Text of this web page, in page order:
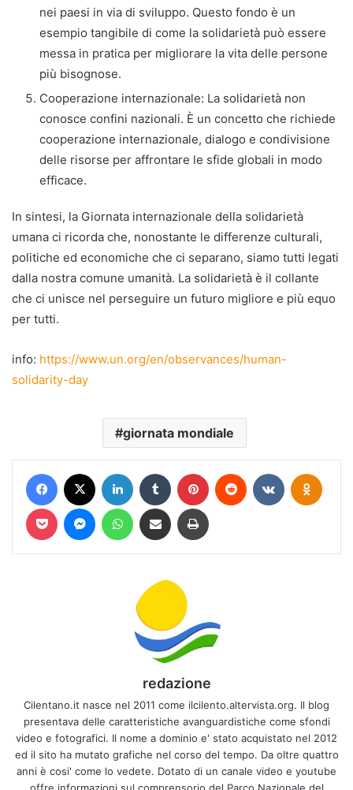
nei paesi in via di sviluppo. Questo fondo è un
esempio tangibile di come la solidarietà può essere
messa in pratica per migliorare la vita delle persone
più bisognose.
Cooperazione internazionale: La solidarietà non
conosce confini nazionali. È un concetto che richiede
cooperazione internazionale, dialogo e condivisione
delle risorse per affrontare le sfide globali in modo
efficace.
In sintesi, la Giornata internazionale della solidarietà
umana ci ricorda che, nonostante le differenze culturali,
politiche ed economiche che ci separano, siamo tutti legati
dalla nostra comune umanità. La solidarietà è il collante
che ci unisce nel perseguire un futuro migliore e più equo
per tutti.
info: https://www.un.org/en/observances/human-
solidarity-day
giornata mondiale
Facebook LinkedIn Tumblr Pinterest Reddit VKontakte
Pocket MessengerWhatsAppCondividi via mail Stampa
redazione
Cilentano.it nasce nel 2011 come ilcilento.altervista.org. Il blog
presentava delle caratteristiche avanguardistiche come sfondi
video e fotografici. Il nome a dominio e' stato acquistato nel 2012
ed il sito ha mutato grafiche nel corso del tempo. Da oltre quattro
anni è cosi' come lo vedete. Dotato di un canale video e youtube
offre informazioni sul comprensorio del Parco Nazionale del